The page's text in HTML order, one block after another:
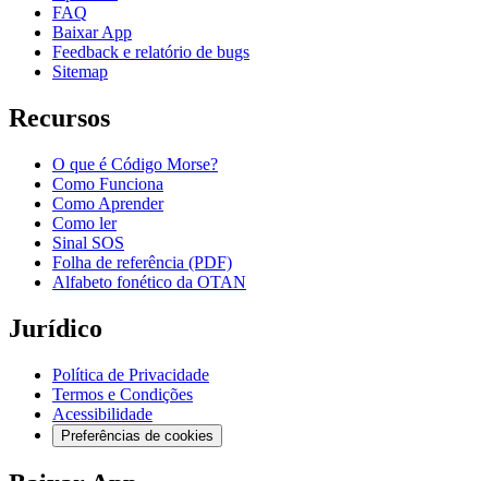
FAQ
Baixar App
Feedback e relatório de bugs
Sitemap
Recursos
O que é Código Morse?
Como Funciona
Como Aprender
Como ler
Sinal SOS
Folha de referência (PDF)
Alfabeto fonético da OTAN
Jurídico
Política de Privacidade
Termos e Condições
Acessibilidade
Preferências de cookies